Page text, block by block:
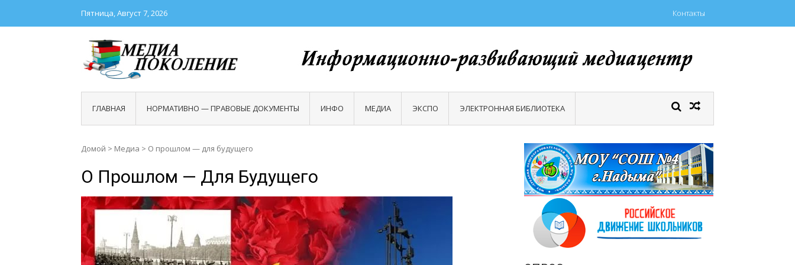
Пятница, Август 7, 2026 Контакты
МЕДИАПОКОЛЕНИЕ
Школа №4 г.Надыма
ГЛАВНАЯ НОРМАТИВНО — ПРАВОВЫЕ ДОКУМЕНТЫ ИНФО МЕДИА ЭКСПО ЭЛЕКТРОННАЯ БИБЛИОТЕКА
Домой > Медиа > О прошлом — для будущего
О Прошлом — Для Будущего